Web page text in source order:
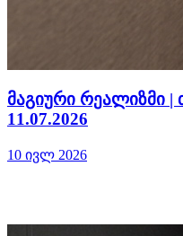
მაგიური რეალიზმი
11.07.2026
10 ივლ 2026